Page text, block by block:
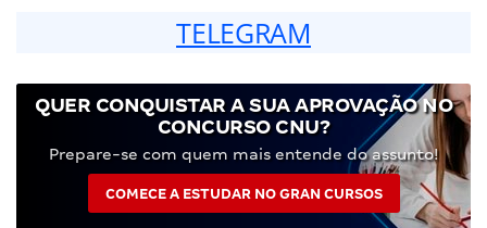
TELEGRAM
QUER CONQUISTAR A SUA APROVAÇÃO NO
CONCURSO CNU?
Prepare-se com quem mais entende do assunto!
COMECE A ESTUDAR NO GRAN CURSOS